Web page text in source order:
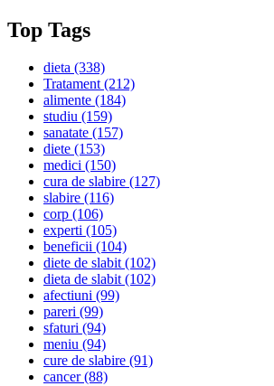
Top Tags
dieta (338)
Tratament(212)
alimente (184)
studiu (159)
sanatate (157)
diete (153)
medici (150)
cura de slabire (127)
slabire (116)
corp (106)
experti (105)
beneficii (104)
diete de slabit(102)
dieta de slabit(102)
afectiuni (99)
pareri (99)
sfaturi (94)
meniu (94)
cure de slabire (91)
cancer(88)